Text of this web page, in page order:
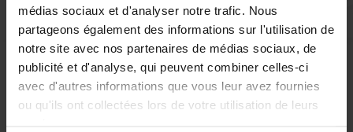
médias sociaux et d'analyser notre trafic. Nous
partageons également des informations sur l'utilisation de
notre site avec nos partenaires de médias sociaux, de
publicité et d'analyse, qui peuvent combiner celles-ci
avec d'autres informations que vous leur avez fournies
ou qu'ils ont collectées lors de votre utilisation de leurs
Vous recevez une demande d’évaluation de votre expérience
avec l’équipe AS DE PIC.
Nous avons pensé à tout